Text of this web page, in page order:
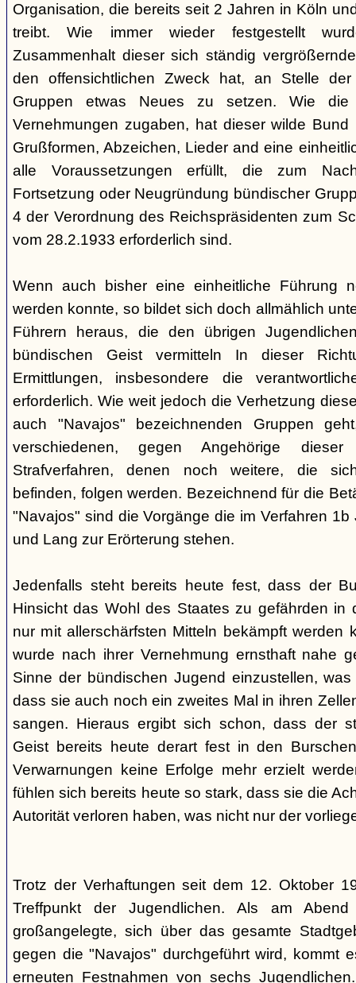
Organisation, die bereits seit 2 Jahren in Köln
treibt. Wie immer wieder festgestellt
Zusammenhalt dieser sich ständig
den offensichtlichen Zweck hat, an Stelle der
Gruppen etwas Neues zu setzen. Wie die
Vernehmungen zugaben, hat dieser wilde
Grußformen, Abzeichen, Lieder and eine
alle Voraussetzungen erfüllt, die zum
Fortsetzung oder Neugründung bündischer
4 der Verordnung des Reichspräsidenten zum
vom 28.2.1933 erforderlich sind.
Wenn auch bisher eine einheitliche Führung
werden konnte, so bildet sich doch allmählich
Führern heraus, die den übrigen
bündischen Geist vermitteln In dieser
Ermittlungen, insbesondere die
erforderlich. Wie weit jedoch die Verhetzung
auch "Navajos" bezeichnenden Gruppen
verschiedenen, gegen Angehörige dieser
Strafverfahren, denen noch weitere, die
befinden, folgen werden. Bezeichnend für die
"Navajos" sind die Vorgänge die im Verfahren
und Lang zur Erörterung stehen.
Jedenfalls steht bereits heute fest, dass der
Hinsicht das Wohl des Staates zu gefährden in
nur mit allerschärfsten Mitteln bekämpft werden
wurde nach ihrer Vernehmung ernsthaft nahe
Sinne der bündischen Jugend einzustellen,
dass sie auch noch ein zweites Mal in ihren
sangen. Hieraus ergibt sich schon, dass der
Geist bereits heute derart fest in den
Verwarnungen keine Erfolge mehr erzielt
fühlen sich bereits heute so stark, dass sie die
Autorität verloren haben, was nicht nur der
Trotz der Verhaftungen seit dem 12. Oktober
Treffpunkt der Jugendlichen. Als am
großangelegte, sich über das gesamte
gegen die "Navajos" durchgeführt wird, kommt
erneuten Festnahmen von sechs